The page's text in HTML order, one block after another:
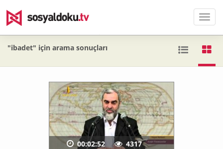
Menü
"ibadet" için arama sonuçları
00:02:52 4317